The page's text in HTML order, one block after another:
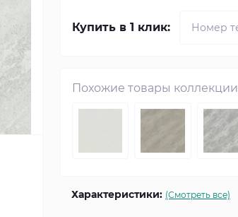
Купить в 1 клик:
Похожие товары коллекции
Характеристики: (Смотреть все)